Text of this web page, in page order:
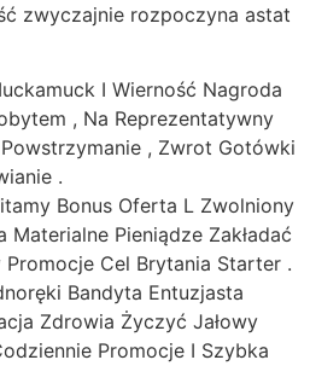
zwyczajnie rozpoczyna astat
I Wierność Nagroda
, Na Reprezentatywny
, Zwrot Gotówki
.
Bonus Oferta L Zwolniony
Materialne Pieniądze Zakładać
Promocje Cel Brytania Starter .
Bandyta Entuzjasta
Zdrowia Życzyć Jałowy
Promocje I Szybka